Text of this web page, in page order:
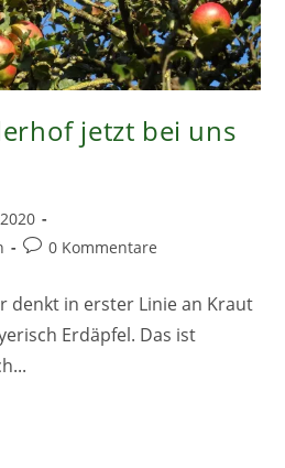
jetzt bei uns
Beitrags-
0 Kommentare
denkt in erster Linie an Kraut
Erdäpfel. Das ist